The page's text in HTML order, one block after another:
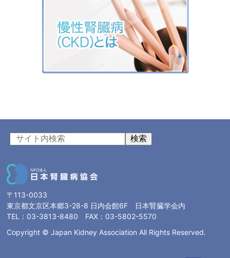
検索
〒113-0033
東京都文京区本郷3-28-8 日内会館6F 日本腎臓学会内
TEL：03-3813-8480 FAX：03-5802-5570
Copyright © Japan Kidney Association All Rights Reserved.